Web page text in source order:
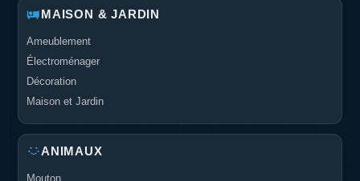
MAISON & JARDIN
Ameublement
Électroménager
Décoration
Maison et Jardin
ANIMAUX
Mouton